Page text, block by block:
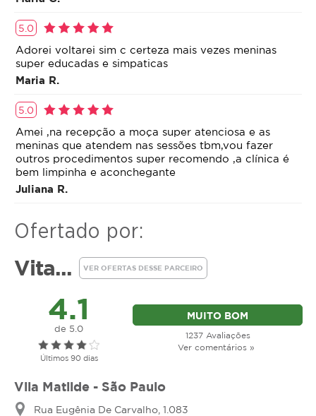
5.0
Adorei voltarei sim c certeza mais vezes meninas
super educadas e simpaticas
Maria R.
5.0
Amei ,na recepção a moça super atenciosa e as
meninas que atendem nas sessões tbm,vou fazer
outros procedimentos super recomendo ,a clínica é
bem limpinha e aconchegante
Juliana R.
Ofertado por:
Vita... VER OFERTAS DESSE PARCEIRO
4.1
de 5.0
Últimos 90 dias
MUITO BOM
1237 Avaliações
Ver comentários »
Vila Matilde - São Paulo
Rua Eugênia De Carvalho, 1.083